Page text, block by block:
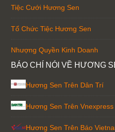
Tiệc Cưới Hương Sen
Tổ Chức Tiệc Hương Sen
Nhượng Quyền Kinh Doanh
BÁO CHÍ NÓI VỀ HƯƠNG
Hương Sen Trên Dân Trí
Hương Sen Trên Vnexpress
Hương Sen Trên Báo